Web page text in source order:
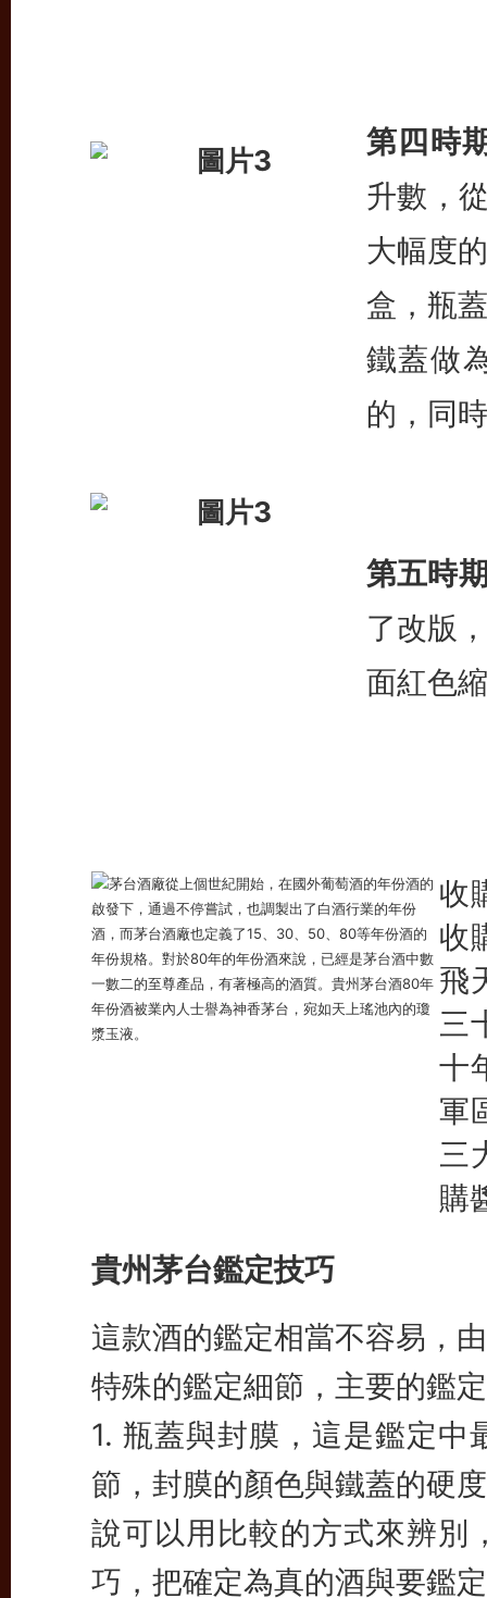
第四時
升數，
大幅度
盒，瓶
鐵蓋做
的，同
第五時
了改版
面紅色
收
收
飛
三
十
軍
三
購
貴州茅台鑑定技巧
這款酒的鑑定相當不容易，
特殊的鑑定細節，主要的鑑
1. 瓶蓋與封膜，這是鑑定
節，封膜的顏色與鐵蓋的硬
說可以用比較的方式來辨別
巧，把確定為真的酒與要鑑